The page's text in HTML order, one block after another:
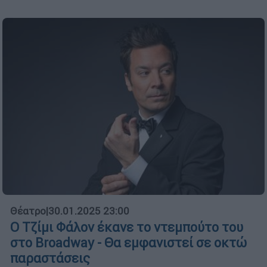
Θέατρο|30.01.2025 23:00
Ο Τζίμι Φάλον έκανε το ντεμπούτο του
στο Broadway - Θα εμφανιστεί σε οκτώ
παραστάσεις